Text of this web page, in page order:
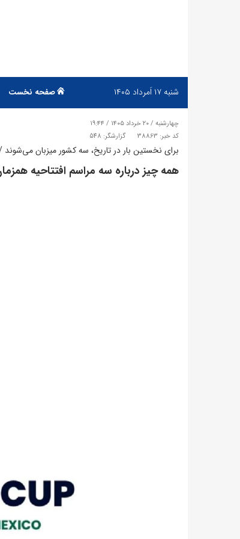
شنبه ۱۷ اَمرداد ۱۴۰۵ صفحه نخست
چهارشنبه / ۲۰ خرداد ۱۴۰۵ / ۱۹:۴۴
کد خبر: 38863
گزارشگر: 548
برای نخستین بار در تاریخ، سه کشور میزبان می‌شوند /
همه چیز درباره سه مراسم افتتاحیه همزمان